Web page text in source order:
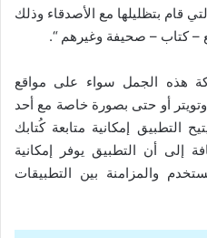
قام بتظليلها مع الأصدقاء وذلك
– كتاب – صحيفة وغيرهم “.
هذه الجمل سواء على مواقع
أو حتى بصورة خاصة مع أحد
التطبيق إمكانية متابعة كُتابك
إلى أن التطبيق يوفر إمكانية
والمزامنة بين التطبيقات